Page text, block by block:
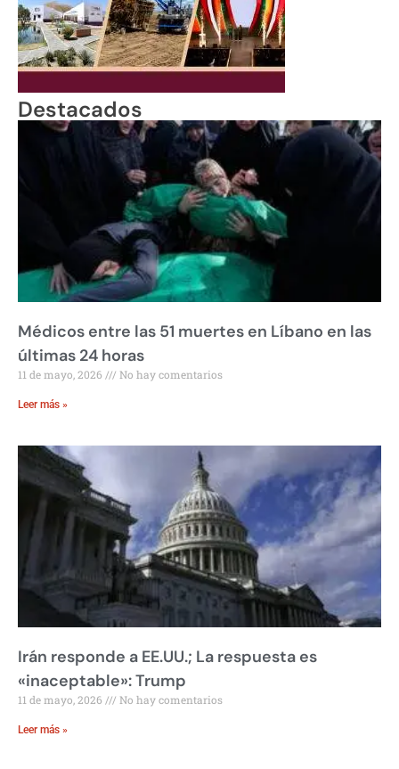
Destacados
Médicos entre las 51 muertes en Líbano en las
últimas 24 horas
11 de mayo, 2026 No hay comentarios
Leer más »
Irán responde a EE.UU.; La respuesta es
«inaceptable»: Trump
11 de mayo, 2026 No hay comentarios
Leer más »